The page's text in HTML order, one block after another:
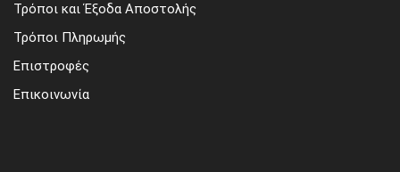
Τρόποι και Έξοδα Αποστολής
Τρόποι Πληρωμής
Επιστροφές
Επικοινωνία